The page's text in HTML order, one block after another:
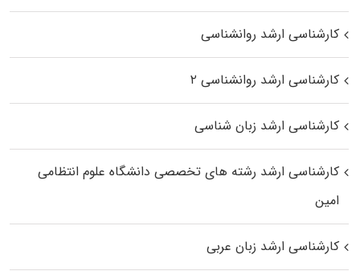
کارشناسی ارشد روانشناسی
کارشناسی ارشد روانشناسی ۲
کارشناسی ارشد زبان شناسی
کارشناسی ارشد رﺷﺘﻪ ﻫﺎی تخصصی داﻧﺸﮕﺎه ﻋﻠﻮم انتظامی
اﻣﻴﻦ
کارشناسی ارشد زبان عربی